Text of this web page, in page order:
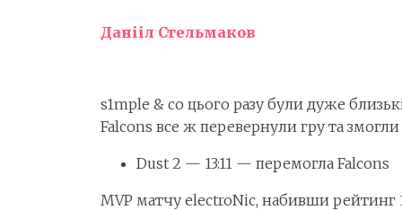
Данііл Стельмаков
s1mple & co цього разу були дуже
Falcons все ж перевернули гру та змогли
Dust 2 — 13:11 — перемогла Falcons
MVP матчу electroNic, набивши рейтинг